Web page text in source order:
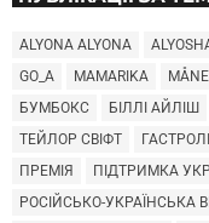
ALYONA ALYONA
GO_A
MAMARIKA
БУМБОКС
БІЛЛІ АЙЛІШ
ТЕЙЛОР СВІФТ
ГАСТРОЛІ
ПРЕМІЯ
ПІДТРИМКА
РОСІЙСЬКО-УКРАЇНСЬКА